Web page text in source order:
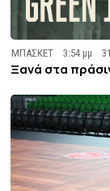
ΜΠΑΣΚΕΤ 3:54 μμ
Ξανά στα